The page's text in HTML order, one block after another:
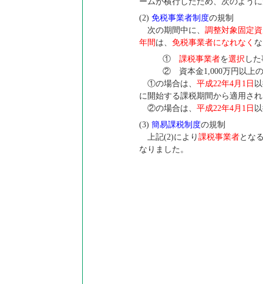
(2) 免税事業者制度の規制
次の期間中に、 調整対象固定
年間 は、 免税事業者になれなく
① 課税事業者を選択 し
② 資本金1,000万円以上の
①の場合は、 平成22年4月1日
に開始する課税期間から適用さ
②の場合は、 平成22年4月1日
(3) 簡易課税制度の規制
上記(2)により 課税事業者とな
なりました。